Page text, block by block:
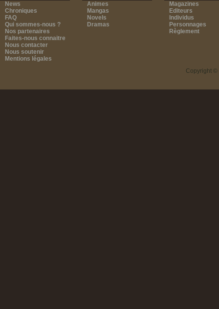
News
Chroniques
FAQ
Qui sommes-nous ?
Nos partenaires
Faites-nous connaitre
Nous contacter
Nous soutenir
Mentions légales
Animes
Mangas
Novels
Dramas
Magazines
Editeurs
Individus
Personnages
Règlement
Copyright ©